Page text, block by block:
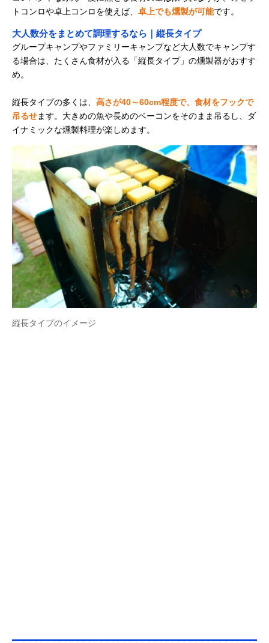
トコンロや卓上コンロを使えば、 卓上でも燻製が可能です。
大人数分をまとめて調理するなら｜縦長タイプ
グループキャンプやファミリーキャンプなど大人数でキャンプす
る場合は、たくさん食材が入る「縦長タイプ」の燻製器がおすす
め。
縦長タイプの多くは、 高さが40～60cm程度で、食材をフックで
吊るせます。大きめの魚や長めのベーコンをそのまま吊るし、ダ
イナミックな燻製料理が楽しめます。
縦長タイプのイメージ